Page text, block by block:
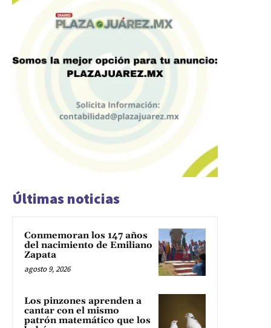
Últimas noticias
Conmemoran los 147 años
del nacimiento de Emiliano
Zapata
agosto 9, 2026
Los pinzones aprenden a
cantar con el mismo
patrón matemático que los